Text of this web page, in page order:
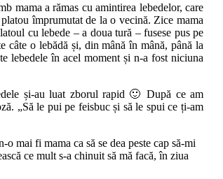
mama a rămas cu amintirea lebedelor, care
împrumutat de la o vecină. Zice mama
cu lebede – a doua tură – fusese pus pe
câte o lebădă și, din mână în mână, până la
lebedele în acel moment și n-a fost niciuna
și-au luat zborul rapid 🙂 După ce am
„Să le pui pe feisbuc și să le spui ce ți-am
mai fi mama ca să se dea peste cap să-mi
ce mult s-a chinuit să mă facă, în ziua